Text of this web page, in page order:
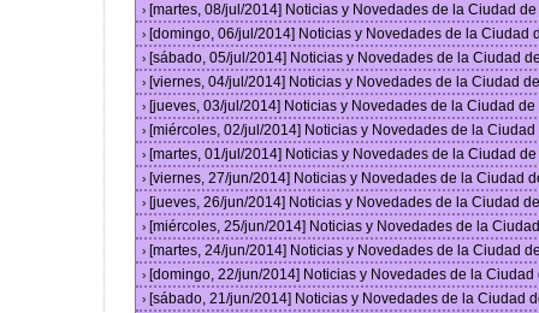
› [martes, 08/jul/2014] Noticias y Novedades de la Ciudad
› [domingo, 06/jul/2014] Noticias y Novedades de la Ciudad
› [sábado, 05/jul/2014] Noticias y Novedades de la Ciudad
› [viernes, 04/jul/2014] Noticias y Novedades de la Ciudad
› [jueves, 03/jul/2014] Noticias y Novedades de la Ciudad
› [miércoles, 02/jul/2014] Noticias y Novedades de la
› [martes, 01/jul/2014] Noticias y Novedades de la Ciudad
› [viernes, 27/jun/2014] Noticias y Novedades de la Ciudad
› [jueves, 26/jun/2014] Noticias y Novedades de la Ciudad
› [miércoles, 25/jun/2014] Noticias y Novedades de la
› [martes, 24/jun/2014] Noticias y Novedades de la Ciudad
› [domingo, 22/jun/2014] Noticias y Novedades de la
› [sábado, 21/jun/2014] Noticias y Novedades de la Ciudad